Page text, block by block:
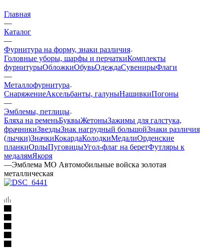
Главная
—
Каталог
—
Фурнитура на форму, знаки различия
Головные уборы, шарфы и перчаткиКомплекты
фурнитурыОбложкиОбувьОдеждаСувенирыФлаги
—
Металлофурнитура
СнаряжениеАксельбанты, галуныНашивкиПогоны
—
Эмблемы, петлицы
Бляха на ременьБуквыЖетоныЗажимы для галстука,
фрачникиЗвездыЗнак нагрудный большойЗнаки различия
(лычки)ЗначкиКокардаКолодкиМедалиОрденские
планкиОрлыПуговицыУгол-флаг на беретФутляры к
медалямЯкоря
—Эмблема МО Автомобильные войска золотая
металлическая